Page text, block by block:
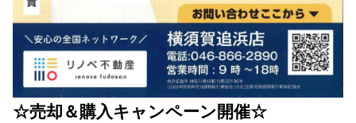
☆売却＆購入キャンペーン開催☆